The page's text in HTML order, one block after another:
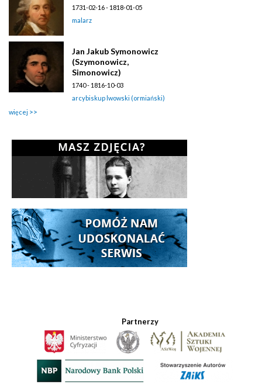
1731-02-16 - 1818-01-05
malarz
Jan Jakub Symonowicz
(Szymonowicz,
Simonowicz)
1740 - 1816-10-03
arcybiskup lwowski (ormiański)
więcej
Partnerzy